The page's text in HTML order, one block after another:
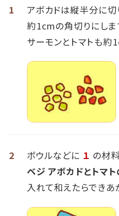
1
アボカドは縦半分に切
約1cmの角切りにしま
サーモンとトマトも約
2 ボウルなどに １ の材
ベジ アボカドとトマ
入れて和えたらできあ